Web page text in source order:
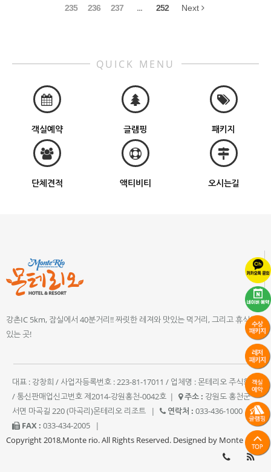
235 236 237 ... 252 Next
QUICK MENU
객실예약 글램핑 패키지
단체견적 액티비티 오시는길
강촌IC 5km, 잠실에서 40분거리!! 짜릿한 레져와 맛있는 먹거리, 그리고 휴식이
있는 곳!
대표 : 강창희 / 사업자등록번호 : 223-81-17011 / 업체명 : 몬테리오 주식회사
/ 통신판매업신고번호 제2014-강원홍천-0042호 | 주소 : 강원도 홍천군
서면 마곡길 220 (마곡리)몬테리오 리조트
| 연락처 : 033-436-1000
|
FAX : 033-434-2005
|
Copyright 2018,Monte rio. All Rights Reserved. Designed by Monte rio.